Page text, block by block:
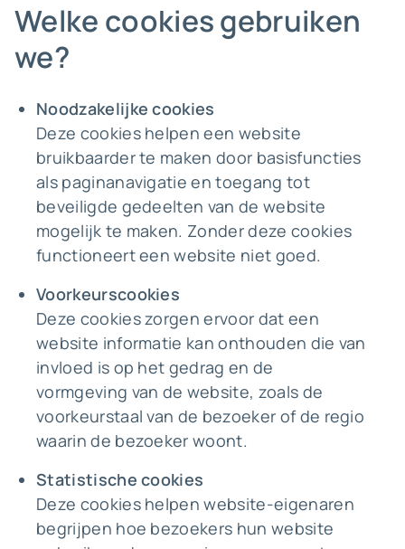
Welke cookies gebruiken
we?
Noodzakelijke cookies
Deze cookies helpen een website
bruikbaarder te maken door basisfuncties
als paginanavigatie en toegang tot
beveiligde gedeelten van de website
mogelijk te maken. Zonder deze cookies
functioneert een website niet goed.
Voorkeurscookies
Deze cookies zorgen ervoor dat een
website informatie kan onthouden die van
invloed is op het gedrag en de
vormgeving van de website, zoals de
voorkeurstaal van de bezoeker of de regio
waarin de bezoeker woont.
Statistische cookies
Deze cookies helpen website-eigenaren
begrijpen hoe bezoekers hun website